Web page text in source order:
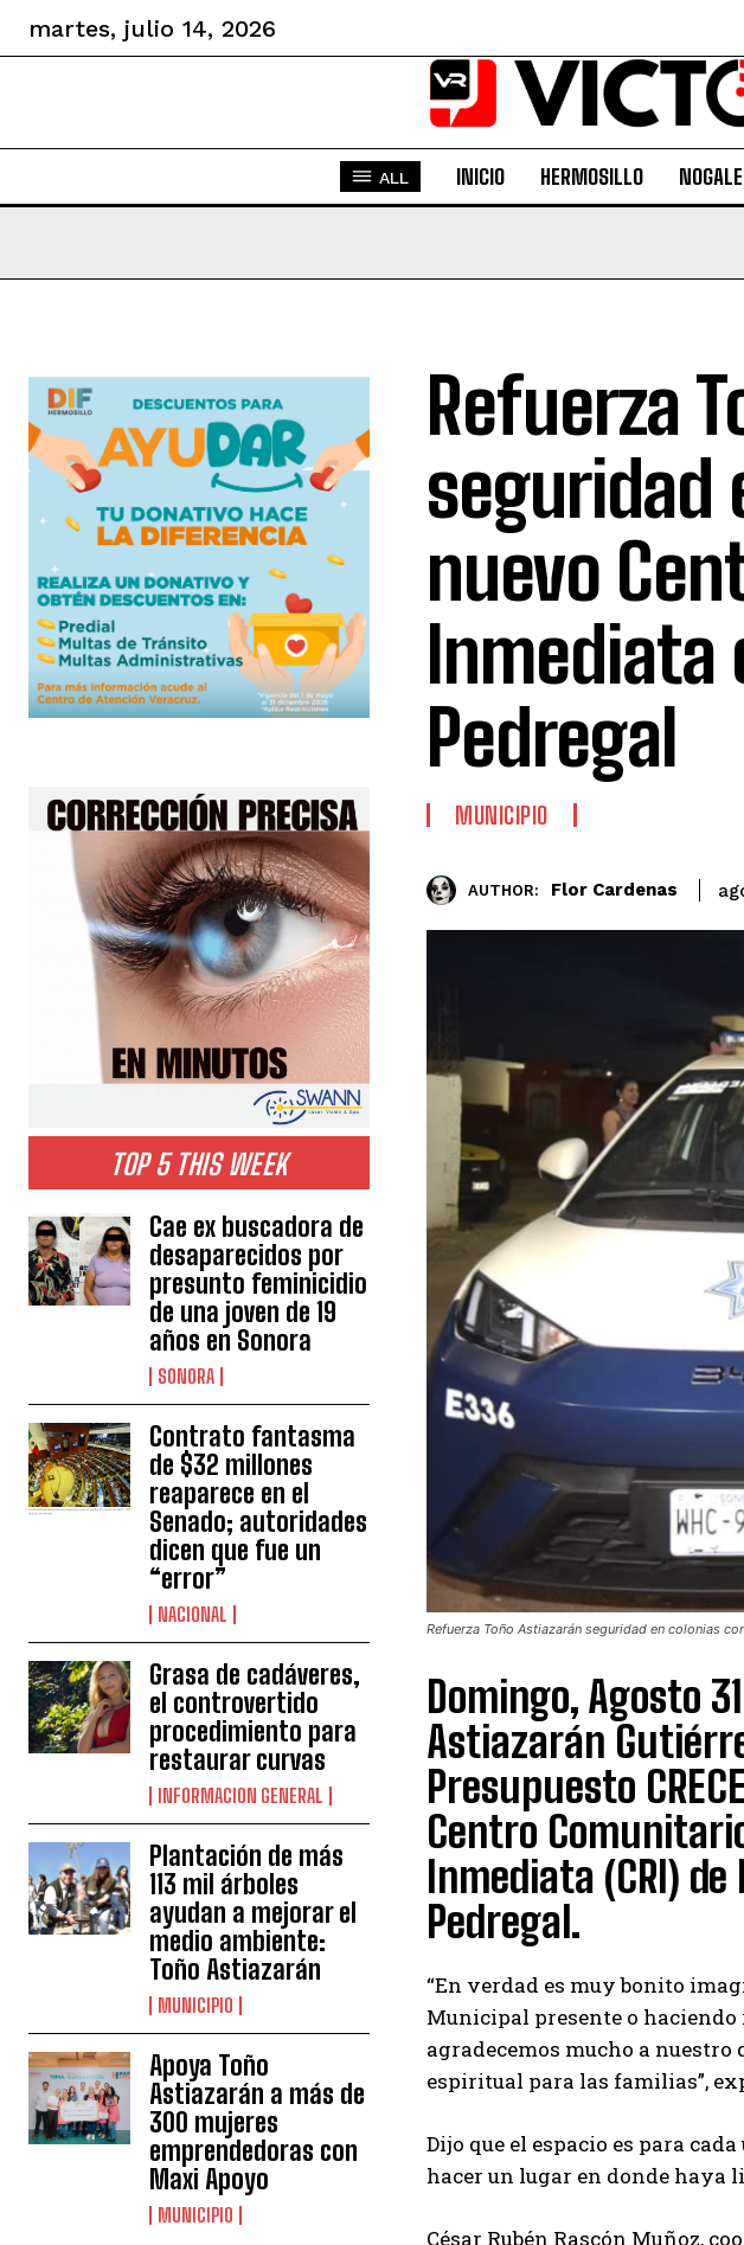
martes, julio 14, 2026
ALL INICIO HERMOSILLO
TOP 5 THIS WEEK
Cae ex buscadora de
desaparecidos por
presunto feminicidio
de una joven de 19
años en Sonora
SONORA
Contrato fantasma
de $32 millones
reaparece en el
Senado; autoridades
dicen que fue un
“error”
NACIONAL
Grasa de cadáveres,
el controvertido
procedimiento para
restaurar curvas
INFORMACION GENERAL
Plantación de más
113 mil árboles
ayudan a mejorar el
medio ambiente:
Toño Astiazarán
MUNICIPIO
Apoya Toño
Astiazarán a más de
300 mujeres
emprendedoras con
Maxi Apoyo
MUNICIPIO
Refuerza
seguridad
nuevo
Inmediata
Pedregal
MUNICIPIO
AUTHOR: Flor Cardenas
Refuerza Toño Astiazarán seguridad en colonias
Domingo, Agosto
Astiazarán
Presupuesto
Centro
Inmediata (CRI)
Pedregal.
“En verdad es muy bonito
Municipal presente o
agradecemos mucho a
espiritual para las familias”,
Dijo que el espacio es para
hacer un lugar en donde haya
César Rubén Rascón Muñoz,